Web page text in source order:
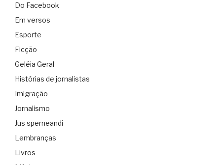
Do Facebook
Em versos
Esporte
Ficção
Geléia Geral
Histórias de jornalistas
Imigração
Jornalismo
Jus sperneandi
Lembranças
Livros